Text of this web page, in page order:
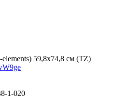
59,8x74,8 см (TZ)
1-020